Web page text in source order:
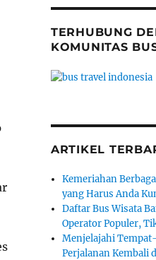
TERHUBUNG
KOMUNITAS
ARTIKEL
Kemeriahan
yang Harus Anda
Daftar Bus Wisata
Operator Populer,
Menjelajahi
Perjalanan Kembali